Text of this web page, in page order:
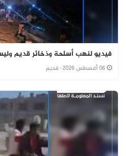
فيديو لنهب أسلحة وذخائر قديم
· قديم